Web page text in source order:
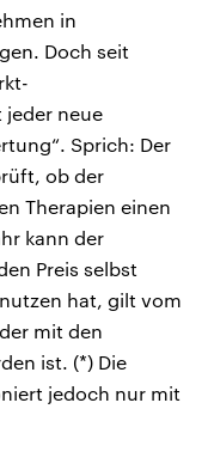
in
Doch seit
neue
Sprich: Der
ob der
Therapien einen
kann der
Preis selbst
hat, gilt vom
mit den
ist. (*) Die
jedoch nur mit